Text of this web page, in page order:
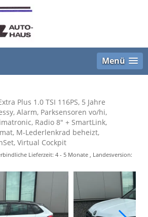
Menü
Plus 1.0 TSI 116PS, 5 Jahre
Alarm, Parksensoren vo/hi,
Radio 8" + SmartLink,
M-Lederlenkrad beheizt,
Virtual Cockpit
Lieferzeit: 4 - 5 Monate , Landesversion: